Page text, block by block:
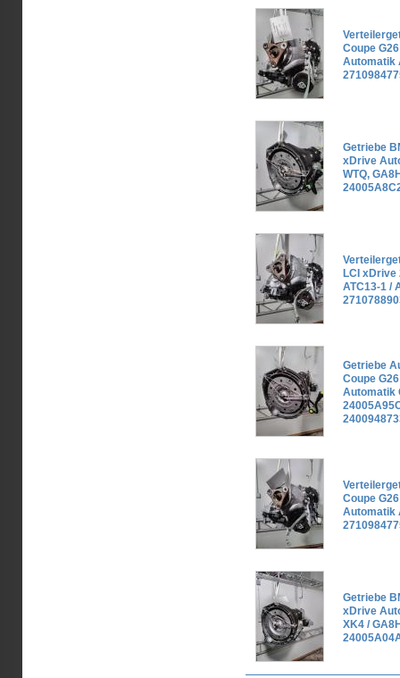
Coupe
Automatik
Getriebe
xDrive
WTQ,
LCI
ATC13-1 /
Getriebe
Coupe
Automatik
Coupe
Automatik
Getriebe
xDrive
XK4 /